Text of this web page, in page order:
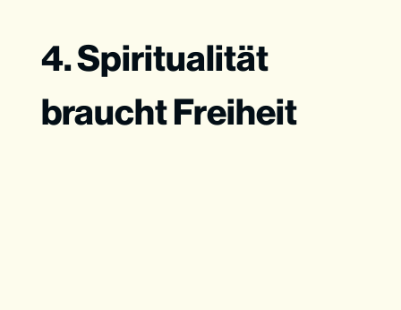
4. Spiritualität
braucht Freiheit